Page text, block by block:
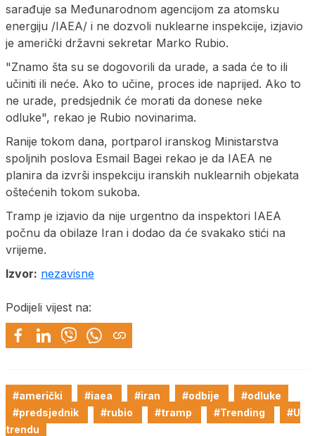
sarađuje sa Međunarodnom agencijom za atomsku
energiju /IAEA/ i ne dozvoli nuklearne inspekcije, izjavio
je američki državni sekretar Marko Rubio.
"Znamo šta su se dogovorili da urade, a sada će to ili
učiniti ili neće. Ako to učine, proces ide naprijed. Ako to
ne urade, predsjednik će morati da donese neke
odluke", rekao je Rubio novinarima.
Ranije tokom dana, portparol iranskog Ministarstva
spoljnih poslova Esmail Bagei rekao je da IAEA ne
planira da izvrši inspekciju iranskih nuklearnih objekata
oštećenih tokom sukoba.
Tramp je izjavio da nije urgentno da inspektori IAEA
počnu da obilaze Iran i dodao da će svakako stići na
vrijeme.
Izvor: nezavisne
Podijeli vijest na:
#američki #iaea #iran #odbije
#odluke
#predsjednik
#rubio #tramp #Trending
#U
trendu